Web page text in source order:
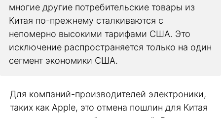
многие другие потребительские товары из
Китая по-прежнему сталкиваются с
непомерно высокими тарифами США. Это
исключение распространяется только на один
сегмент экономики США.
Для компаний-производителей электроники,
таких как Apple, это отмена пошлин для Китая